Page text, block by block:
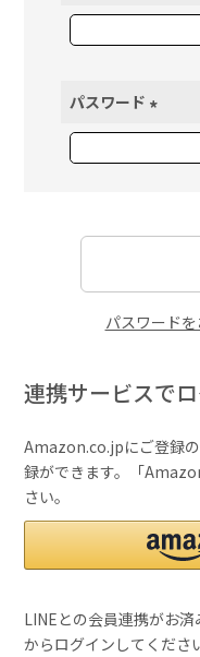
(
必
パスワード
(
必
パスワードを
連携サービスで
Amazon.co.jpにご登録
録ができます。「
さい。
LINEとの会員連携がお
からログインしてくださ